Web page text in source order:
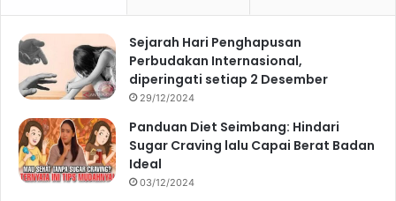
Sejarah Hari Penghapusan
Perbudakan Internasional,
diperingati setiap 2 Desember
29/12/2024
Panduan Diet Seimbang: Hindari
Sugar Craving lalu Capai Berat Badan
Ideal
03/12/2024